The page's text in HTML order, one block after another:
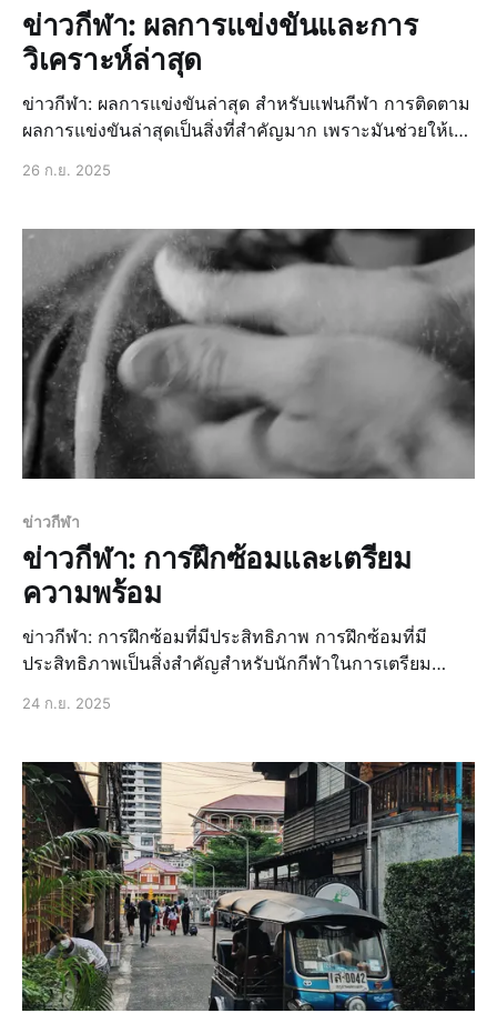
ข่าวกีฬา: ผลการแข่งขันและการ
วิเคราะห์ล่าสุด
ข่าวกีฬา: ผลการแข่งขันล่าสุด สำหรับแฟนกีฬา การติดตาม
ผลการแข่งขันล่าสุดเป็นสิ่งที่สำคัญมาก เพราะมันช่วยให้เรา
26 ก.ย. 2025
ข่าวกีฬา
ข่าวกีฬา: การฝึกซ้อมและเตรียม
ความพร้อม
ข่าวกีฬา: การฝึกซ้อมที่มีประสิทธิภาพ การฝึกซ้อมที่มี
ประสิทธิภาพเป็นสิ่งสำคัญสำหรับนักกีฬาในการเตรียม
ฝึกซ้อมที่ดีจะช่วยให้นักกีฬาได้รับผลลัพธ์ที่ดีที่สุ
24 ก.ย. 2025